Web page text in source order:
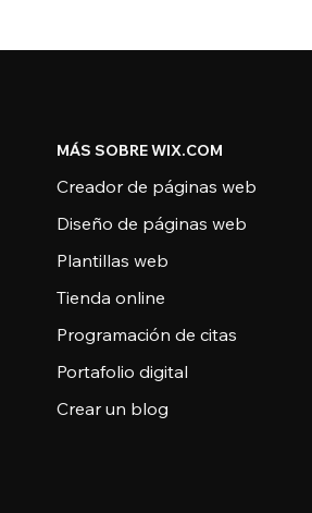
MÁS SOBRE WIX.COM
Creador de páginas web
Diseño de páginas web
Plantillas web
Tienda online
Programación de citas
Portafolio digital
Crear un blog